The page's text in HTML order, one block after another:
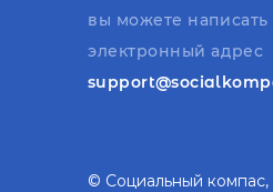
вы можете написать
электронный адрес
© Социальный компас,